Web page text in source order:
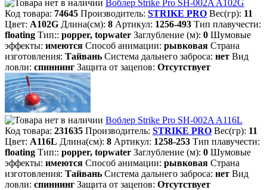
Воблер Strike Pro SH-002A A102G
Код товара: 74645 Производитель: STRIKE PRO Вес(гр): 11
Цвет: A102G Длина(см): 8 Артикул: 1256-493 Тип плавучести:
floating Тип:: popper, topwater Заглубление (м): 0 Шумовые
эффекты: имеются Способ анимации: рывковая Страна
изготовления: Тайвань Система дальнего заброса: нет Вид
ловли: спиннинг Защита от зацепов: Отсутствует
Воблер Strike Pro SH-002A A116L
Код товара: 231635 Производитель: STRIKE PRO Вес(гр): 11
Цвет: A116L Длина(см): 8 Артикул: 1258-253 Тип плавучести:
floating Тип:: popper, topwater Заглубление (м): 0 Шумовые
эффекты: имеются Способ анимации: рывковая Страна
изготовления: Тайвань Система дальнего заброса: нет Вид
ловли: спиннинг Защита от зацепов: Отсутствует